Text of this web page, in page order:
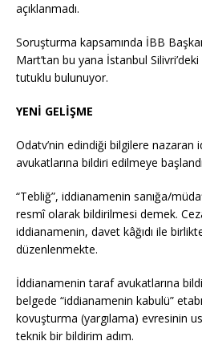
açıklanmadı.
Soruşturma kapsamında İBB
Mart’tan bu yana İstanbul
tutuklu bulunuyor.
YENİ GELİŞME
Odatv’nin edindiği bilgilere nazaran
avukatlarına bildiri edilmeye
“Tebliğ”, iddianamenin sanığa/
resmî olarak bildirilmesi demek.
iddianamenin, davet kâğıdı ile
düzenlenmekte.
İddianamenin taraf avukatlarına
belgede “iddianamenin kabulü”
kovuşturma (yargılama) evresinin
teknik bir bildirim adım.